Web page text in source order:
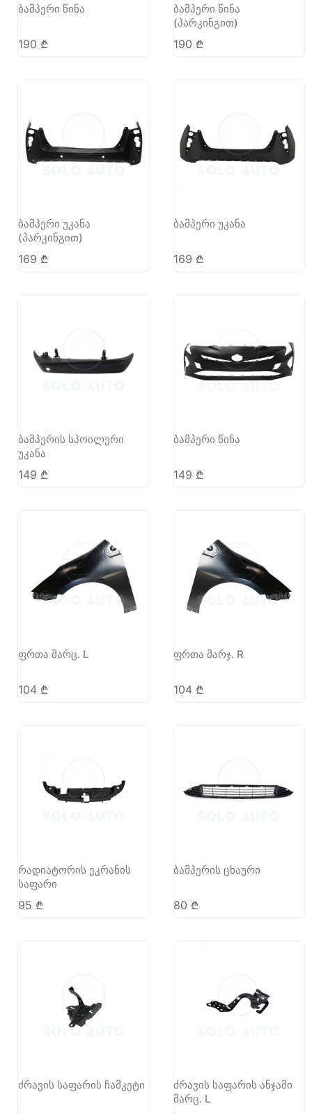
ბამპერი წინა
190 ₾
ბამპერი წინა
(პარკინგით)
190 ₾
ბამპერი უკანა
(პარკინგით)
169 ₾
ბამპერი უკანა
169 ₾
ბამპერის სპოილერი
უკანა
149 ₾
ბამპერი წინა
149 ₾
ფრთა მარც. L
104 ₾
ფრთა მარჯ. R
104 ₾
რადიატორის ეკრანის
საფარი
95 ₾
ბამპერის ცხაური
80 ₾
ძრავის საფარის ჩამკეტი
ძრავის საფარის ანჯამი
მარც. L